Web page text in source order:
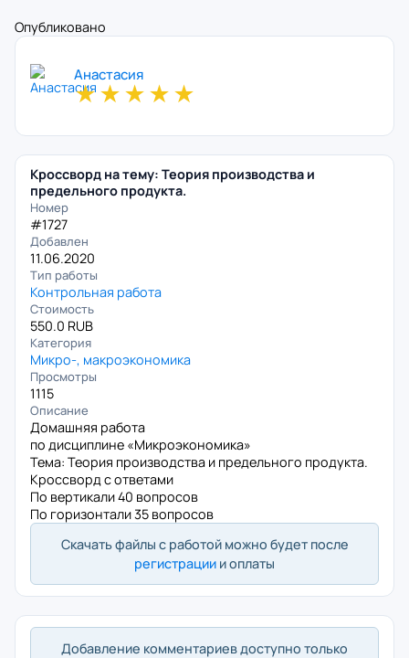
Опубликовано
Анастасия
★★★★★
Кроссворд на тему: Теория производства и
предельного продукта.
Номер
#1727
Добавлен
11.06.2020
Тип работы
Контрольная работа
Стоимость
550.0 RUB
Категория
Микро-, макроэкономика
Просмотры
1115
Описание
Домашняя работа
по дисциплине «Микроэкономика»
Тема: Теория производства и предельного продукта.
Кроссворд с ответами
По вертикали 40 вопросов
По горизонтали 35 вопросов
Скачать файлы с работой можно будет после
регистрации и оплаты
Добавление комментариев доступно только